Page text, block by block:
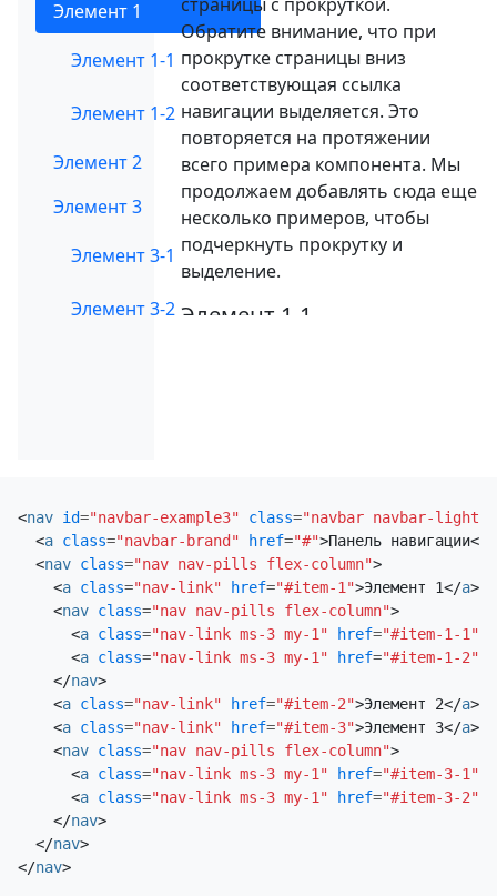
Элемент 1
Элемент 1-1
Элемент 1-2
Элемент 2
Элемент 3
Элемент 3-1
Элемент 3-2
Обратите внимание, что при
прокрутке страницы вниз
соответствующая ссылка
навигации выделяется. Это
повторяется на протяжении
всего примера компонента. Мы
продолжаем добавлять сюда еще
несколько примеров, чтобы
подчеркнуть прокрутку и
выделение.
Элемент 1-1
повторяется на протяжении
всего примера компонента. Мы
продолжаем добавлять сюда еще
несколько примеров, чтобы
подчеркнуть прокрутку и
выделение.
Это некий заполнитель для
страницы с прокруткой.
Обратите внимание, что при
прокрутке страницы вниз
<nav id="navbar-example3" class="navbar navbar-light
<a class="navbar-brand" href="#">Панель навигации</
<nav class="nav nav-pills flex-column">
<a class="nav-link" href="#item-1">Элемент 1</a>
<nav class="nav nav-pills flex-column">
<a class="nav-link ms-3 my-1" href="#item-1-1"
<a class="nav-link ms-3 my-1" href="#item-1-2"
</nav>
<a class="nav-link" href="#item-2">Элемент 2</a>
<a class="nav-link" href="#item-3">Элемент 3</a>
<nav class="nav nav-pills flex-column">
<a class="nav-link ms-3 my-1" href="#item-3-1"
<a class="nav-link ms-3 my-1" href="#item-3-2"
</nav>
</nav>
</nav>